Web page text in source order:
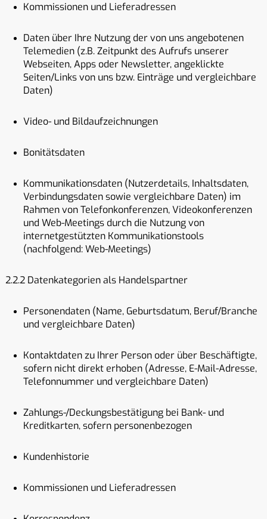
Kommissionen und Lieferadressen
Daten über Ihre Nutzung der von uns angebotenen
Telemedien (z.B. Zeitpunkt des Aufrufs unserer
Webseiten, Apps oder Newsletter, angeklickte
Seiten/Links von uns bzw. Einträge und vergleichbare
Daten)
Video- und Bildaufzeichnungen
Bonitätsdaten
Kommunikationsdaten (Nutzerdetails, Inhaltsdaten,
Verbindungsdaten sowie vergleichbare Daten) im
Rahmen von Telefonkonferenzen, Videokonferenzen
und Web-Meetings durch die Nutzung von
internetgestützten Kommunikationstools
(nachfolgend: Web-Meetings)
2.2.2 Datenkategorien als Handelspartner
Personendaten (Name, Geburtsdatum, Beruf/Branche
und vergleichbare Daten)
Kontaktdaten zu Ihrer Person oder über Beschäftigte,
sofern nicht direkt erhoben (Adresse, E-Mail-Adresse,
Telefonnummer und vergleichbare Daten)
Zahlungs-/Deckungsbestätigung bei Bank- und
Kreditkarten, sofern personenbezogen
Kundenhistorie
Kommissionen und Lieferadressen